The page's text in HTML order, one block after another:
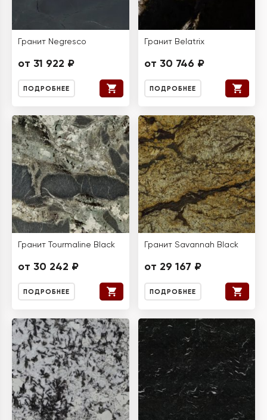
Гранит Negresco
от 31 922 ₽
ПОДРОБНЕЕ
Гранит Belatrix
от 30 746 ₽
ПОДРОБНЕЕ
Гранит Tourmaline Black
от 30 242 ₽
ПОДРОБНЕЕ
Гранит Savannah Black
от 29 167 ₽
ПОДРОБНЕЕ